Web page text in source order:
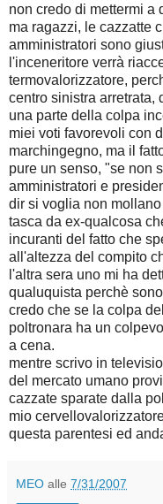
non credo di mettermi a
ma ragazzi, le cazzatte
amministratori sono
l'inceneritore verrà
termovalorizzatore,
centro sinistra arretrata,
una parte della colpa
miei voti favorevoli con
marchingegno, ma il
pure un senso, "se non
amministratori e
dir si voglia non
tasca da ex-qualcosa
incuranti del fatto che
all'altezza del compito
l'altra sera uno mi ha
qualuquista perchè
credo che se la colpa
poltronara ha un
a cena.
mentre scrivo in
del mercato umano
cazzate sparate dalla
mio
questa parentesi ed
MEO alle 7/31/2007